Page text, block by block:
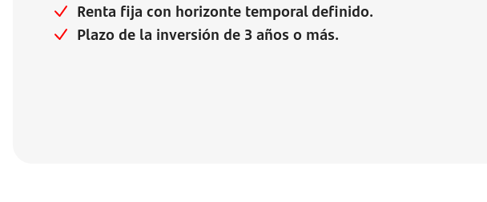
Renta fija con horizonte temporal definido.
Plazo de la inversión de 3 años o más.